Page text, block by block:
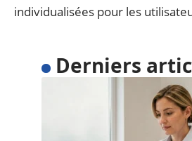
individualisées pour les
Derniers